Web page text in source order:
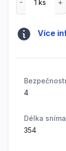
Více
4
Délka
354